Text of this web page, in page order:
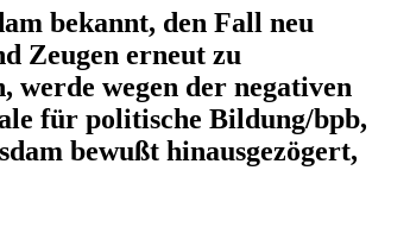
bekannt, den Fall neu
Zeugen erneut zu
werde wegen der negativen
für politische Bildung/bpb,
bewußt hinausgezögert,